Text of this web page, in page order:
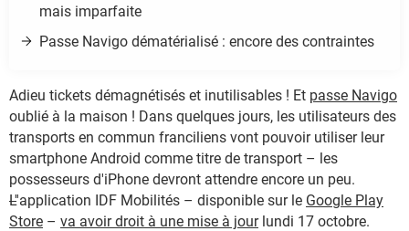
mais imparfaite
Passe Navigo dématérialisé : encore des contraintes
Adieu tickets démagnétisés et inutilisables ! Et passe Navigo
oublié à la maison ! Dans quelques jours, les utilisateurs des
transports en commun franciliens vont pouvoir utiliser leur
smartphone Android comme titre de transport – les
possesseurs d'iPhone devront attendre encore un peu.
L''application IDF Mobilités – disponible sur le Google Play
Store – va avoir droit à une mise à jourlundi 17 octobre.